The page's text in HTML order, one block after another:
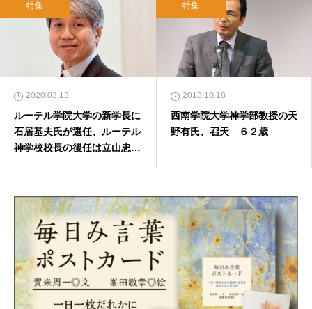
特集
2020.03.13
ルーテル学院大学の新学長に
石居基夫氏が選任、ルーテル
神学校校長の後任は立山忠浩
特集
2018.10.18
西南学院大学神学部教授の天
野有氏、召天 ６２歳